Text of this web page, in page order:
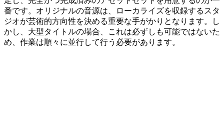
番です。オリジナルの音源は、ローカライズを収録するスタ
ジオが芸術的方向性を決める重要な手がかりとなります。し
かし、大型タイトルの場合、これは必ずしも可能ではないた
め、作業は順々に並行して行う必要があります。